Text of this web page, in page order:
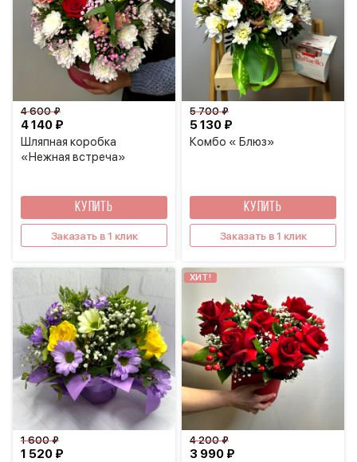
Шляпная коробка
«Нежная встреча»
4 140 ₽
4 600 ₽
КУПИТЬ
Заказать в 1 клик
Комбо « Блюз»
5 130 ₽
5 700 ₽
КУПИТЬ
Заказать в 1 клик
1 520 ₽
1 600 ₽
ХИТ!
3 990 ₽
4 200 ₽